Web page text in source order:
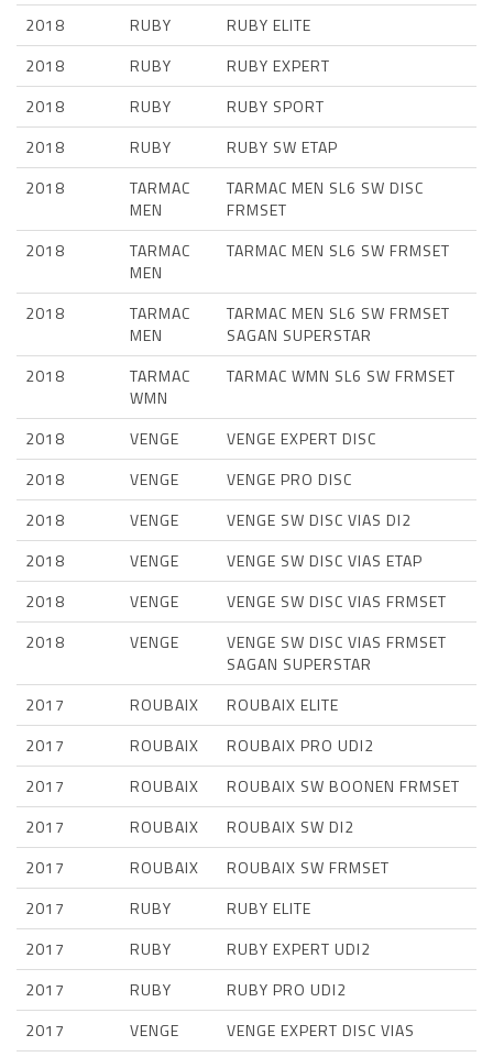
2018
RUBY
RUBY ELITE
2018
RUBY
RUBY EXPERT
2018
RUBY
RUBY SPORT
2018
RUBY
RUBY SW ETAP
2018
TARMAC
MEN
TARMAC MEN SL6 SW DISC
FRMSET
2018
TARMAC
MEN
TARMAC MEN SL6 SW FRMSET
2018
TARMAC
MEN
TARMAC MEN SL6 SW FRMSET
SAGAN SUPERSTAR
2018
TARMAC
WMN
TARMAC WMN SL6 SW FRMSET
2018 VENGE
VENGE EXPERT DISC
2018
VENGE
VENGE PRO DISC
2018
VENGE
VENGE SW DISC VIAS DI2
2018
VENGE
VENGE SW DISC VIAS ETAP
2018
VENGE
VENGE SW DISC VIAS FRMSET
2018
VENGE
VENGE SW DISC VIAS FRMSET
SAGAN SUPERSTAR
2017
ROUBAIX
ROUBAIX ELITE
2017
ROUBAIX
ROUBAIX PRO UDI2
2017
ROUBAIX
ROUBAIX SW BOONEN FRMSET
2017
ROUBAIX
ROUBAIX SW DI2
2017
ROUBAIX
ROUBAIX SW FRMSET
2017
RUBY
RUBY ELITE
2017
RUBY
RUBY EXPERT UDI2
2017
RUBY
RUBY PRO UDI2
2017
VENGE
VENGE EXPERT DISC VIAS